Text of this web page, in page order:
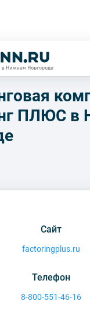
ПЛЮС в
Сайт
factoringplus.ru
Телефон
8-800-551-46-16